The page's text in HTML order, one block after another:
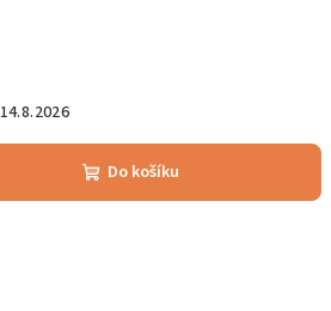
14.8.2026
Do košíku